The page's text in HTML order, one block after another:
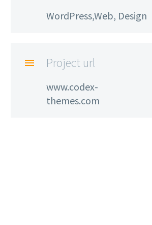
WordPress,Web, Design
 Project url
www.codex-
themes.com